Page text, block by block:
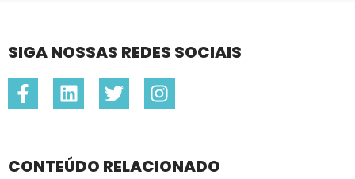
SIGA NOSSAS REDES SOCIAIS
CONTEÚDO RELACIONADO